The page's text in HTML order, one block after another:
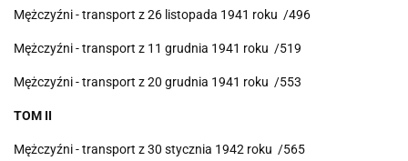
Mężczyźni - transport z 26 listopada 1941 roku /496
Mężczyźni - transport z 11 grudnia 1941 roku /519
Mężczyźni - transport z 20 grudnia 1941 roku /553
TOM II
Mężczyźni - transport z 30 stycznia 1942 roku /565